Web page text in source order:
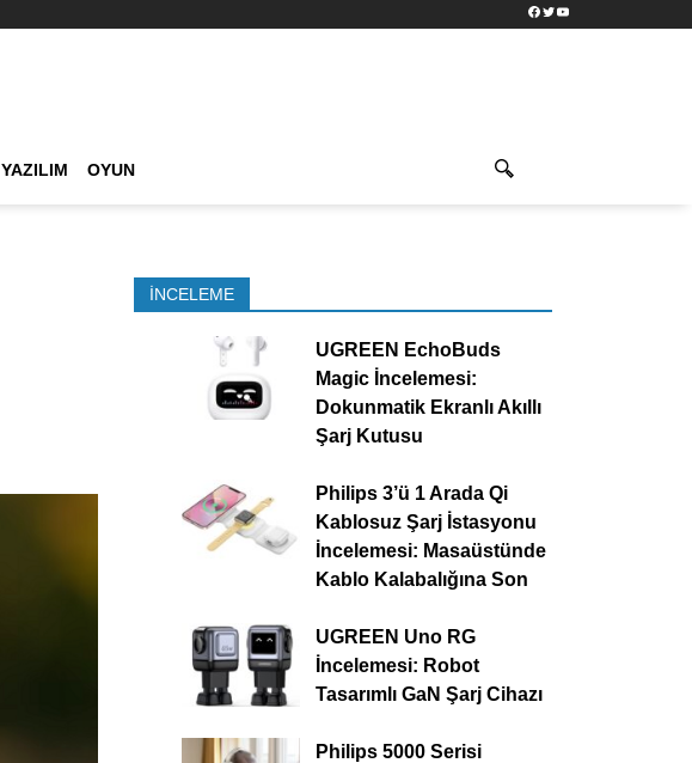
Facebook
TwitterYouTube
YAZILIM OYUN
İNCELEME
UGREEN EchoBuds
Magic İncelemesi:
Dokunmatik Ekranlı Akıllı
Şarj Kutusu
Philips 3’ü 1 Arada Qi
Kablosuz Şarj İstasyonu
İncelemesi: Masaüstünde
Kablo Kalabalığına Son
UGREEN Uno RG
İncelemesi: Robot
Tasarımlı GaN Şarj Cihazı
Philips 5000 Serisi